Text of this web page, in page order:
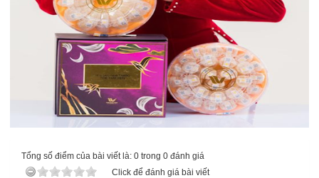
Tổng số điểm của bài viết là: 0 trong 0 đánh giá
Click để đánh giá bài viết